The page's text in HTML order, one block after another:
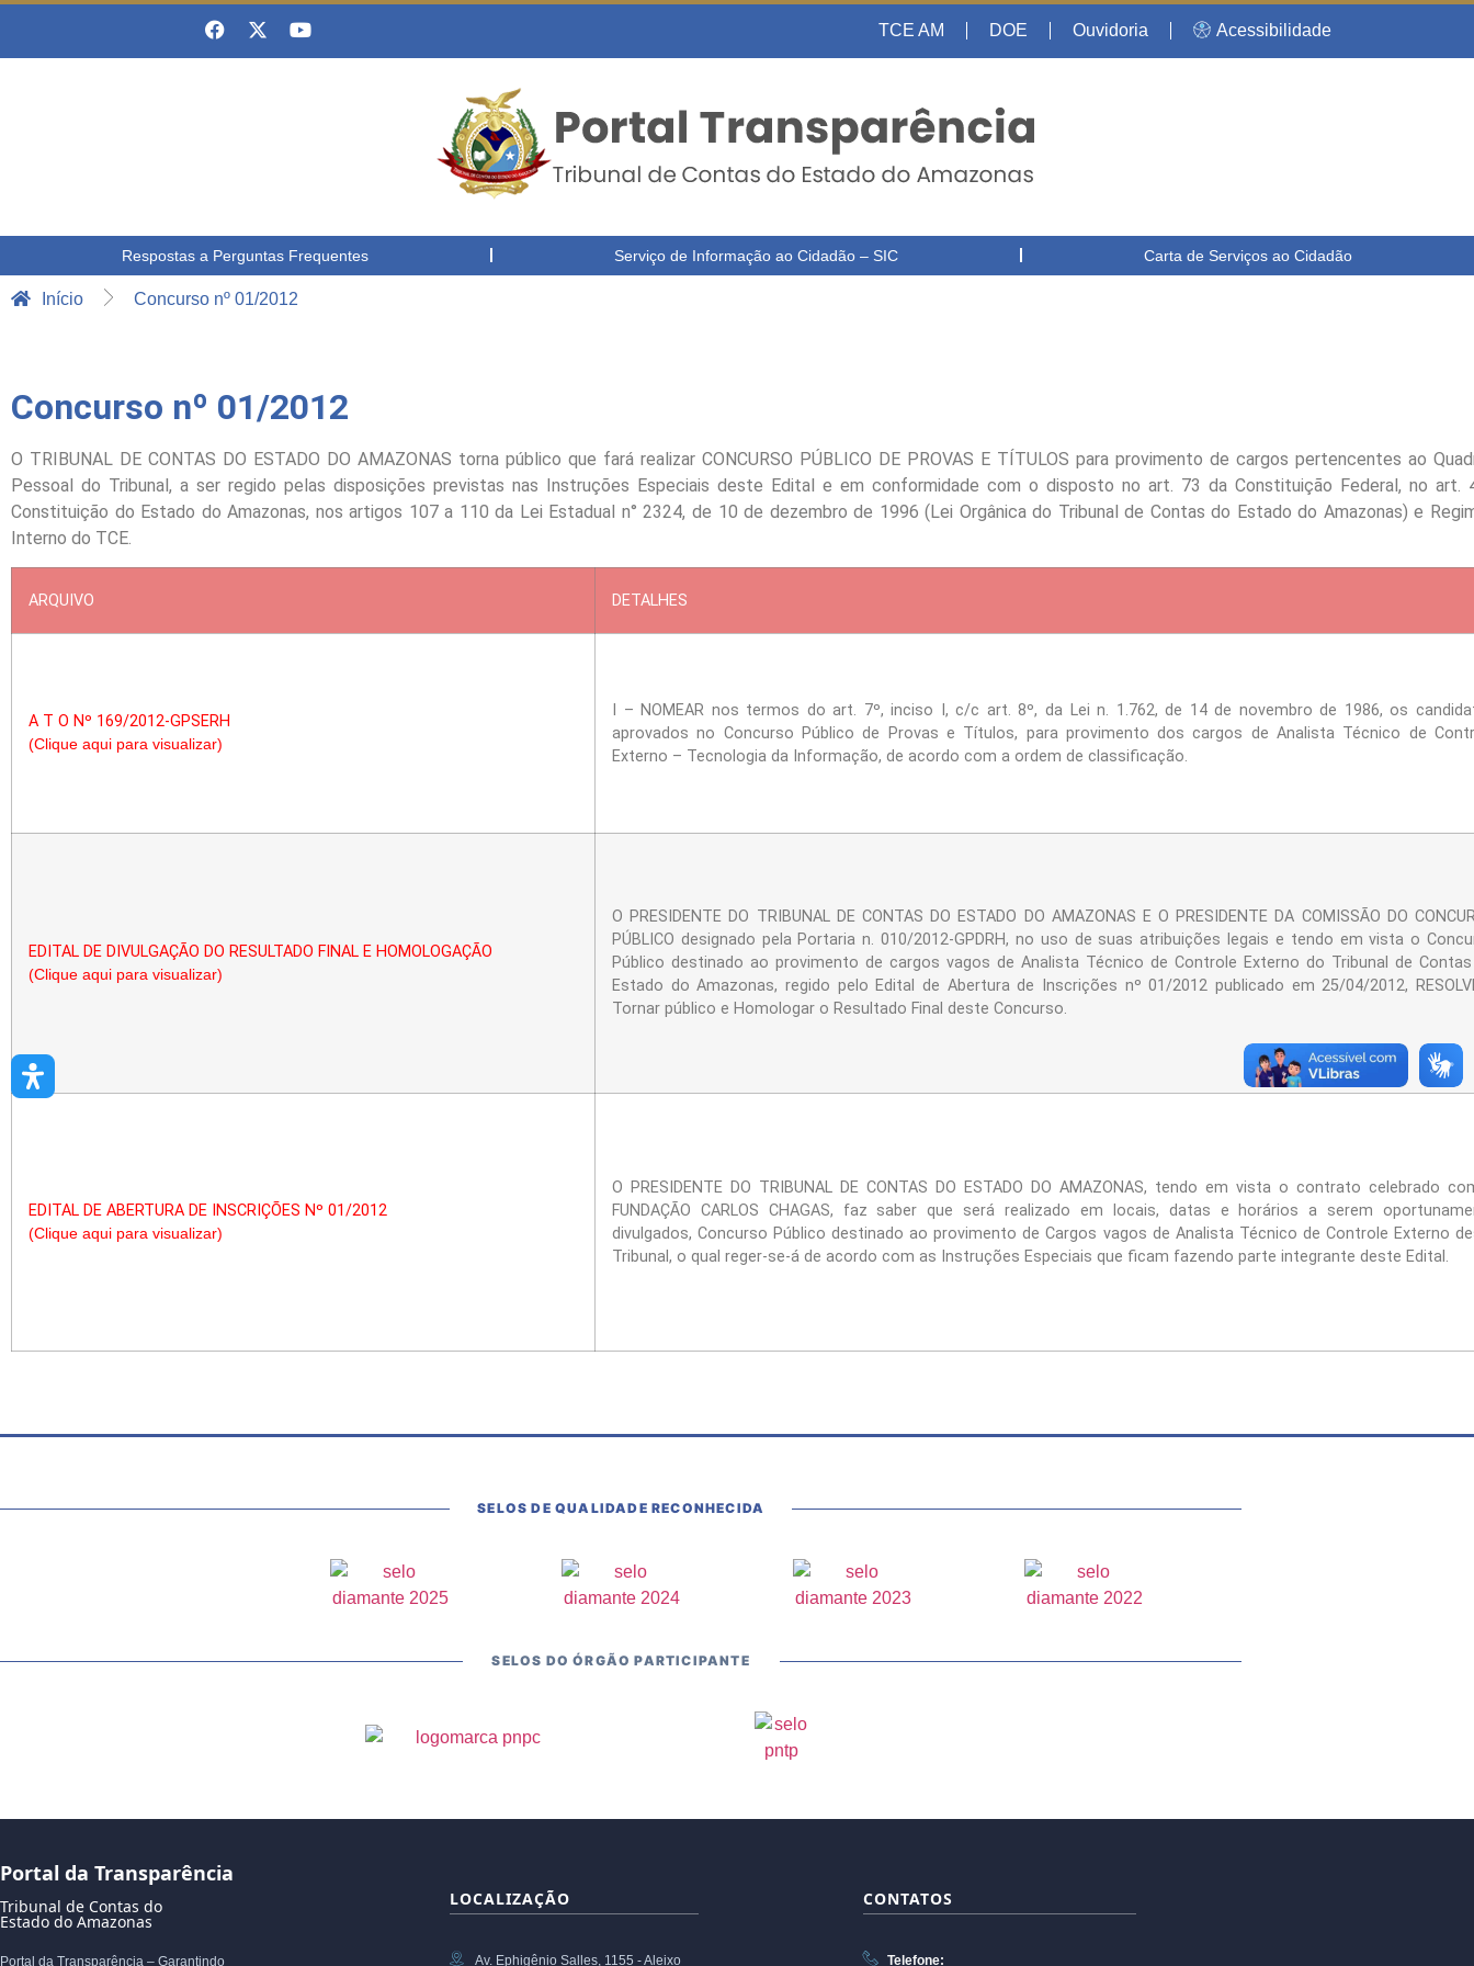
TCE AM DOE Ouvidoria Acessibilidade
Respostas a Perguntas Frequentes Serviço de Informação ao Cidadão – SIC Carta de Serviços ao Cidadão
Início Concurso nº 01/2012
Concurso nº 01/2012
O TRIBUNAL DE CONTAS DO ESTADO DO AMAZONAS torna público que fará realizar CONCURSO PÚBLICO DE PROVAS E TÍTULOS para provimento de cargos pertencentes ao
Pessoal do Tribunal, a ser regido pelas disposições previstas nas Instruções Especiais deste Edital e em conformidade com o disposto no art. 73 da Constituição Federal, no art.
Constituição do Estado do Amazonas, nos artigos 107 a 110 da Lei Estadual n° 2324, de 10 de dezembro de 1996 (Lei Orgânica do Tribunal de Contas do Estado do Amazonas) e
Interno do TCE.
ARQUIVO DETALHES
A T O Nº 169/2012-GPSERH
(Clique aqui para visualizar)
I – NOMEAR nos termos do art. 7º, inciso I, c/c art. 8º, da Lei n. 1.762, de 14 de novembro de 1986, os
aprovados no Concurso Público de Provas e Títulos, para provimento dos cargos de Analista Técnico de
Externo – Tecnologia da Informação, de acordo com a ordem de classificação.
EDITAL DE DIVULGAÇÃO DO RESULTADO FINAL E HOMOLOGAÇÃO
(Clique aqui para visualizar)
O PRESIDENTE DO TRIBUNAL DE CONTAS DO ESTADO DO AMAZONAS E O PRESIDENTE DA COMISSÃO DO
PÚBLICO designado pela Portaria n. 010/2012-GPDRH, no uso de suas atribuições legais e tendo em vista o
Público destinado ao provimento de cargos vagos de Analista Técnico de Controle Externo do Tribunal de
Estado do Amazonas, regido pelo Edital de Abertura de Inscrições nº 01/2012 publicado em 25/04/2012,
Tornar público e Homologar o Resultado Final deste Concurso.
EDITAL DE ABERTURA DE INSCRIÇÕES Nº 01/2012
(Clique aqui para visualizar)
O PRESIDENTE DO TRIBUNAL DE CONTAS DO ESTADO DO AMAZONAS, tendo em vista o contrato celebrado
FUNDAÇÃO CARLOS CHAGAS, faz saber que será realizado em locais, datas e horários a serem
divulgados, Concurso Público destinado ao provimento de Cargos vagos de Analista Técnico de Controle Externo
Tribunal, o qual reger-se-á de acordo com as Instruções Especiais que ficam fazendo parte integrante deste Edital.
SELOS DE QUALIDADE RECONHECIDA
SELOS DO ÓRGÃO PARTICIPANTE
Portal da Transparência
Tribunal de Contas do
Estado do Amazonas
Portal da Transparência – Garantindo
LOCALIZAÇÃO
Av. Ephigênio Salles, 1155 - Aleixo
CONTATOS
Telefone: